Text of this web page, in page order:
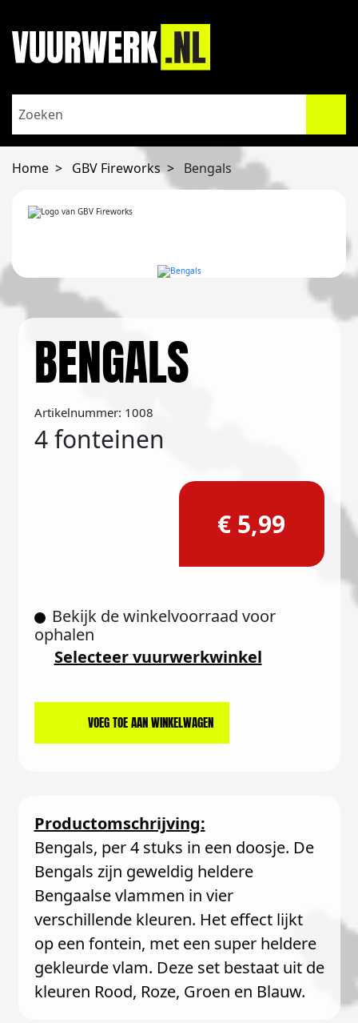
Home GBV Fireworks Bengals
BENGALS
Artikelnummer: 1008
4 fonteinen
€ 5,99
Bekijk de winkelvoorraad voor
ophalen
Selecteer vuurwerkwinkel
VOEG TOE AAN WINKELWAGEN
Productomschrijving:
Bengals, per 4 stuks in een doosje. De
Bengals zijn geweldig heldere
Bengaalse vlammen in vier
verschillende kleuren. Het effect lijkt
op een fontein, met een super heldere
gekleurde vlam. Deze set bestaat uit de
kleuren Rood, Roze, Groen en Blauw.